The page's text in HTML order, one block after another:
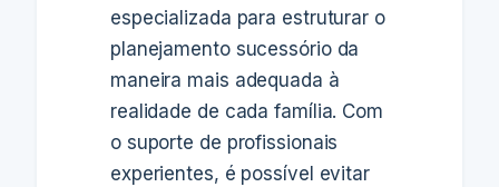
especializada para estruturar o
planejamento sucessório da
maneira mais adequada à
realidade de cada família. Com
o suporte de profissionais
experientes, é possível evitar